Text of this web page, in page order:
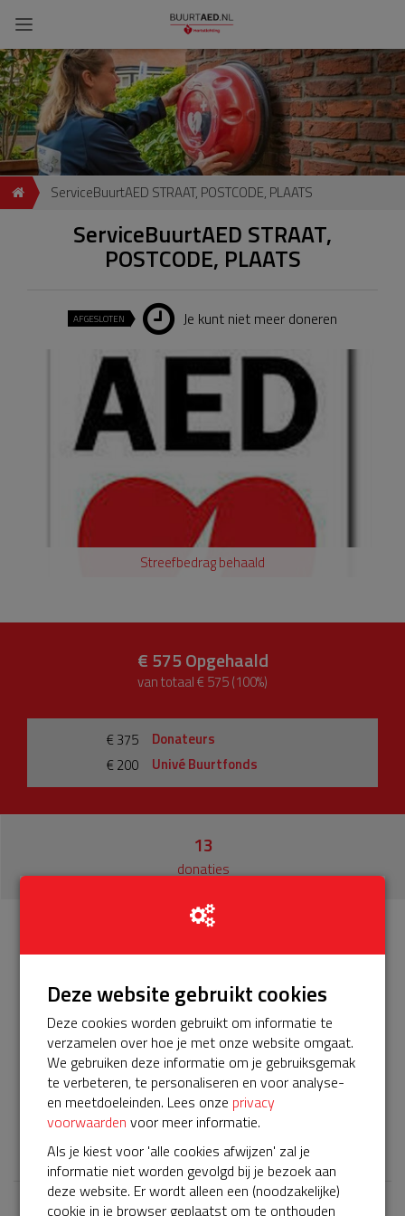
ServiceBuurtAED STRAAT, POSTCODE, PLAATS
ServiceBuurtAED STRAAT,
POSTCODE, PLAATS
AFGESLOTEN Je kunt niet meer doneren
Streefbedrag behaald
€ 575Opgehaald
van totaal € 575 (100%)
€ 375
Donateurs
€ 200
Univé Buurtfonds
13
donaties
Info Donateurs 13
Het servicepakket van onze BuurtAED verloopt bijna en
moet worden verlengd, zodat onze AED gebruiksklaar
blijft. Help je mee? Doneer voor ons servicepakket! Graag
per huishouden € 34,07.
Ingrid Kloosterman
Deze website gebruikt cookies
Deze cookies worden gebruikt om informatie te
verzamelen over hoe je met onze website omgaat.
We gebruiken deze informatie om je gebruiksgemak
te verbeteren, te personaliseren en voor analyse-
en meetdoeleinden. Lees onze privacy
voorwaarden voor meer informatie.
Als je kiest voor 'alle cookies afwijzen' zal je
informatie niet worden gevolgd bij je bezoek aan
deze website. Er wordt alleen een (noodzakelijke)
cookie in je browser geplaatst om te onthouden